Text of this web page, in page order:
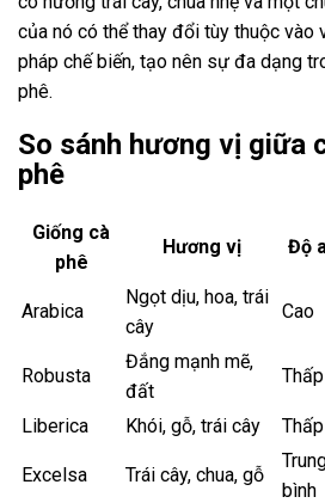
của nó có thể thay đổi tùy thuộc vào
pháp chế biến, tạo nên sự đa dạng
phê.
So sánh hương vị giữa
phê
Giống cà
phê
Hương vị Độ
Arabica
Ngọt dịu, hoa, trái
cây
Cao
Robusta
Đắng mạnh mẽ,
đất
Thấp
Liberica Khói, gỗ, trái cây Thấp
Excelsa Trái cây, chua, gỗ
bình